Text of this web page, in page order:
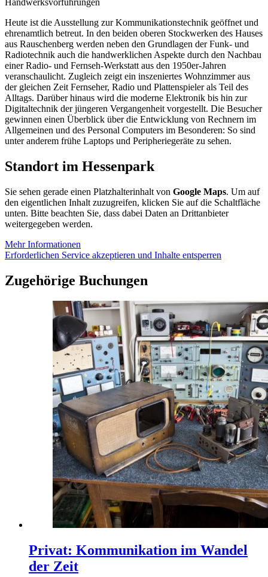
Handwerksvorführungen
Heute ist die Ausstellung zur Kommunikationstechnik geöffnet und
ehrenamtlich betreut. In den beiden oberen Stockwerken des Hauses
aus Rauschenberg werden neben den Grundlagen der Funk- und
Radiotechnik auch die handwerklichen Aspekte durch den Nachbau
einer Radio- und Fernseh-Werkstatt aus den 1950er-Jahren
veranschaulicht. Zugleich zeigt ein inszeniertes Wohnzimmer aus
der gleichen Zeit Fernseher, Radio und Plattenspieler als Teil des
Alltags. Darüber hinaus wird die moderne Elektronik bis hin zur
Digitaltechnik der jüngeren Vergangenheit vorgestellt. Die Besucher
gewinnen einen Überblick über die Entwicklung von Rechnern im
Allgemeinen und des Personal Computers im Besonderen: So sind
unter anderem frühe Laptops und Peripheriegeräte zu sehen.
Standort im Hessenpark
Sie sehen gerade einen Platzhalterinhalt von Google Maps. Um auf
den eigentlichen Inhalt zuzugreifen, klicken Sie auf die Schaltfläche
unten. Bitte beachten Sie, dass dabei Daten an Drittanbieter
weitergegeben werden.
Mehr Informationen
Erforderlichen Service akzeptieren und Inhalte entsperren
Zugehörige Buchungen
Privat: Kommunikation im Wandel
der Zeit